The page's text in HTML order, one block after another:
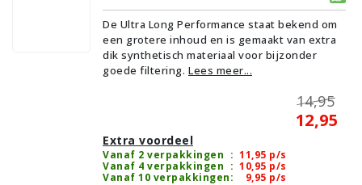
De Ultra Long Performance staat bekend om
een grotere inhoud en is gemaakt van extra
dik synthetisch materiaal voor bijzonder
goede filtering. Lees meer...
14,95
12,95
Extra voordeel
Vanaf 2 verpakkingen : 11,95 p/s
Vanaf 4 verpakkingen : 10,95 p/s
Vanaf 10 verpakkingen: 9,95 p/s